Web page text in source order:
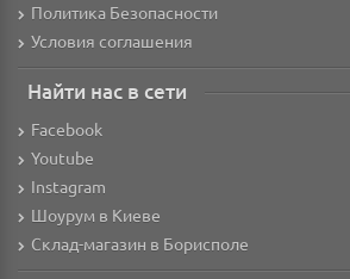
Политика Безопасности
Условия соглашения
Найти нас в сети
Facebook
Youtube
Instagram
Шоурум в Киеве
Склад-магазин в Борисполе